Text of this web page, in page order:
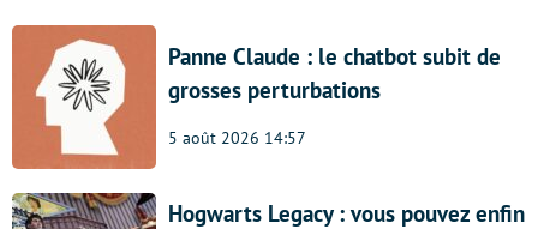
Panne Claude : le chatbot subit de
grosses perturbations
5 août 2026 14:57
Hogwarts Legacy : vous pouvez enfin